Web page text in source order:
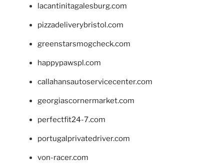
lacantinitagalesburg.com
pizzadeliverybristol.com
greenstarsmogcheck.com
happypawspl.com
callahansautoservicecenter.com
georgiascornermarket.com
perfectfit24-7.com
portugalprivatedriver.com
von-racer.com